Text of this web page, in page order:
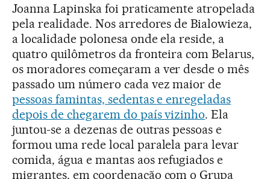
Joanna Lapinska foi praticamente atropelada
pela realidade. Nos arredores de Bialowieza,
a localidade polonesa onde ela reside, a
quatro quilômetros da fronteira com Belarus,
os moradores começaram a ver desde o mês
passado um número cada vez maior de
pessoas famintas, sedentas e enregeladas
depois de chegarem do país vizinho. Ela
juntou-se a dezenas de outras pessoas e
formou uma rede local paralela para levar
comida, água e mantas aos refugiados e
migrantes, em coordenação com o Grupa